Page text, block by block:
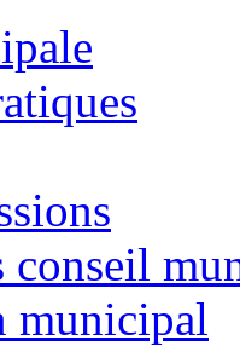
conseil
municipal